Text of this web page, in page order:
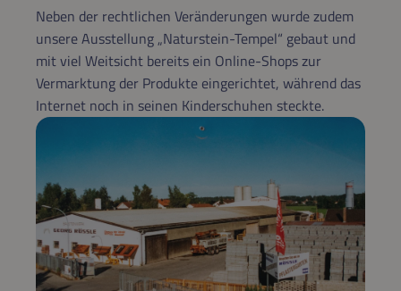
Neben der rechtlichen Veränderungen wurde zudem
unsere Ausstellung „Naturstein-Tempel“ gebaut und
mit viel Weitsicht bereits ein Online-Shops zur
Vermarktung der Produkte eingerichtet, während das
Internet noch in seinen Kinderschuhen steckte.